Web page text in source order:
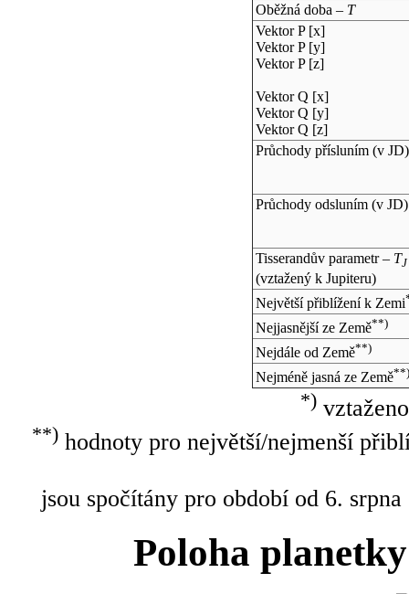
Oběžná doba – T
Vektor P [x]
Vektor P [y]
Vektor P [z]
Vektor Q [x]
Vektor Q [y]
Vektor Q [z]
Průchody přísluním (v JD)
Průchody odsluním (v JD)
Tisserandův parametr – TJ
(vztažený k Jupiteru)
Největší přiblížení k Zemi
Nejjasnější ze Země**)
Nejdále od Země**)
Nejméně jasná ze Země**)
*)
**)hodnoty pro největší/nejmenší
jsou spočítány pro období od 6.
Poloha